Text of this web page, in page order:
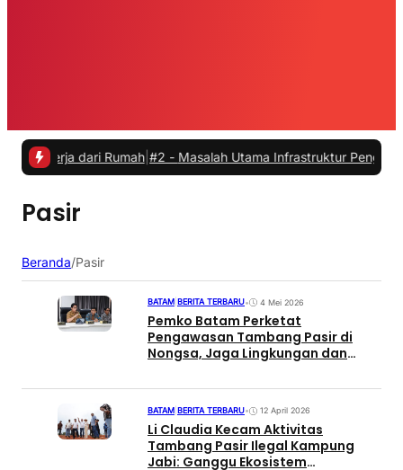
dari Rumah| #2 -Masalah Utama Infrastruktur Pengisian Daya
Pasir
Beranda/Pasir
BATAM BERITA TERBARU• 4 Mei 2026
Pemko Batam Perketat
Pengawasan Tambang Pasir di
Nongsa, Jaga Lingkungan dan
BATAM BERITA TERBARU• 12 April 2026
Li Claudia Kecam Aktivitas
Tambang Pasir Ilegal Kampung
Jabi: Ganggu Ekosistem